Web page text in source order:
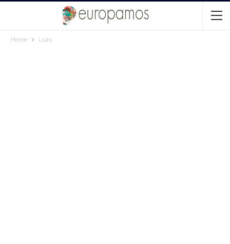
Home Luas